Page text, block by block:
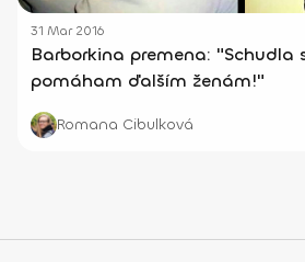
31 Mar 2016
Barborkina premena:
pomáham ďalším ženám!"
Romana Cibulková